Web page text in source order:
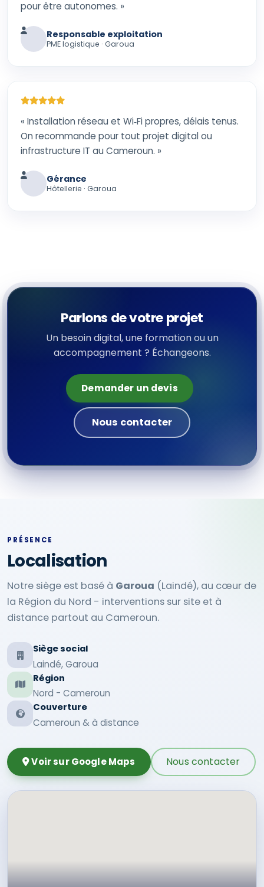
pour être autonomes. »
Responsable exploitation
PME logistique · Garoua
« Installation réseau et Wi‑Fi propres, délais tenus.
On recommande pour tout projet digital ou
infrastructure IT au Cameroun. »
Gérance
Hôtellerie · Garoua
Parlons de votre projet
Un besoin digital, une formation ou un
accompagnement ? Échangeons.
Demander un devis
Nous contacter
PRÉSENCE
Localisation
Notre siège est basé à Garoua (Laindé), au cœur de
la Région du Nord - interventions sur site et à
distance partout au Cameroun.
Siège social
Laindé, Garoua
Région
Nord - Cameroun
Couverture
Cameroun & à distance
Voir sur Google Maps Nous contacter